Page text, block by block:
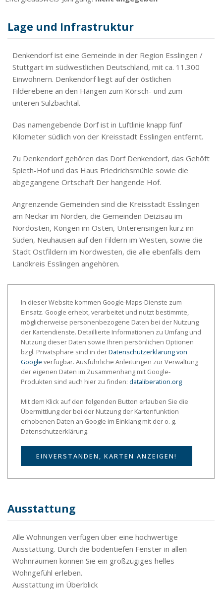
Lage und Infrastruktur
Denkendorf ist eine Gemeinde in der Region Esslingen /
Stuttgart im südwestlichen Deutschland, mit ca. 11.300
Einwohnern. Denkendorf liegt auf der östlichen
Filderebene an den Hängen zum Körsch- und zum
unteren Sulzbachtal.
Das namengebende Dorf ist in Luftlinie knapp fünf
Kilometer südlich von der Kreisstadt Esslingen entfernt.
Zu Denkendorf gehören das Dorf Denkendorf, das Gehöft
Spieth-Hof und das Haus Friedrichsmühle sowie die
abgegangene Ortschaft Der hangende Hof.
Angrenzende Gemeinden sind die Kreisstadt Esslingen
am Neckar im Norden, die Gemeinden Deizisau im
Nordosten, Köngen im Osten, Unterensingen kurz im
Süden, Neuhausen auf den Fildern im Westen, sowie die
Stadt Ostfildern im Nordwesten, die alle ebenfalls dem
Landkreis Esslingen angehören.
In dieser Website kommen Google-Maps-Dienste zum
Einsatz. Google erhebt, verarbeitet und nutzt bestimmte,
möglicherweise personenbezogene Daten bei der Nutzung
der Kartendienste. Detaillierte Informationen zu Umfang und
Nutzung dieser Daten sowie Ihren persönlichen Optionen
bzgl. Privatsphäre sind in derDatenschutzerklärung von
Google verfügbar. Ausführliche Anleitungen zur Verwaltung
der eigenen Daten im Zusammenhang mit Google-
Produkten sind auch hier zu finden: dataliberation.org
Mit dem Klick auf den folgenden Button erlauben Sie die
Übermittlung der bei der Nutzung der Kartenfunktion
erhobenen Daten an Google im Einklang mit der o. g.
Datenschutzerklärung.
EINVERSTANDEN, KARTEN ANZEIGEN!
Ausstattung
Alle Wohnungen verfügen über eine hochwertige
Ausstattung. Durch die bodentiefen Fenster in allen
Wohnräumen können Sie ein großzügiges helles
Wohngefühl erleben.
Ausstattung im Überblick